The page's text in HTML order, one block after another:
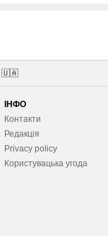
🇺🇦
ІНФО
Контакти
Редакція
Privacy policy
Користувацька угода